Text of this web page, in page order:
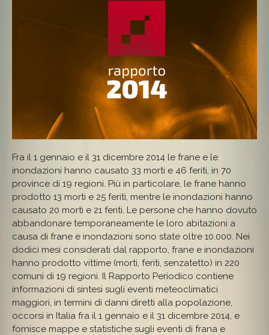
Fra il 1 gennaio e il 31 dicembre 2014 le frane e le
inondazioni hanno causato 33 morti e 46 feriti, in 70
province di 19 regioni. Più in particolare, le frane hanno
prodotto 13 morti e 25 feriti, mentre le inondazioni hanno
causato 20 morti e 21 feriti. Le persone che hanno dovuto
abbandonare temporaneamente le loro abitazioni a
causa di frane e inondazioni sono state oltre 10.000. Nei
dodici mesi considerati dal rapporto, frane e inondazioni
hanno prodotto vittime (morti, feriti, senzatetto) in 220
comuni di 19 regioni. Il Rapporto Periodico contiene
informazioni di sintesi sugli eventi meteoclimatici
maggiori, in termini di danni diretti alla popolazione,
occorsi in Italia fra il 1 gennaio e il 31 dicembre 2014, e
fornisce mappe e statistiche sugli eventi di frana e